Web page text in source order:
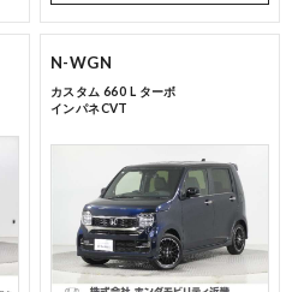
N-WGN
カスタム 660 L ターボ
インパネCVT